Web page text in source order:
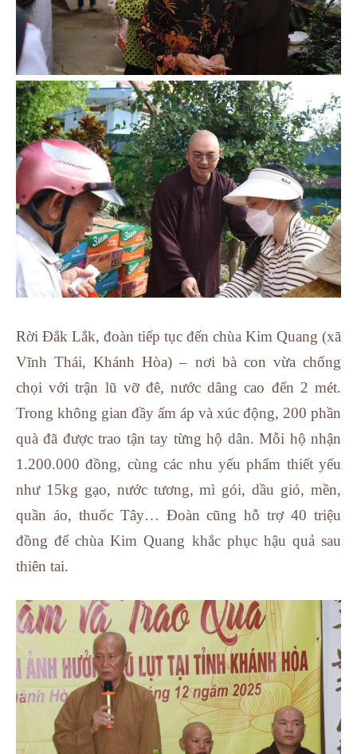
Rời Đắk Lắk, đoàn tiếp tục đến chùa Kim Quang (xã
Vĩnh Thái, Khánh Hòa) – nơi bà con vừa chống
chọi với trận lũ vỡ đê, nước dâng cao đến 2 mét.
Trong không gian đầy ấm áp và xúc động, 200 phần
quà đã được trao tận tay từng hộ dân. Mỗi hộ nhận
1.200.000 đồng, cùng các nhu yếu phẩm thiết yếu
như 15kg gạo, nước tương, mì gói, dầu gió, mền,
quần áo, thuốc Tây… Đoàn cũng hỗ trợ 40 triệu
đồng để chùa Kim Quang khắc phục hậu quả sau
thiên tai.